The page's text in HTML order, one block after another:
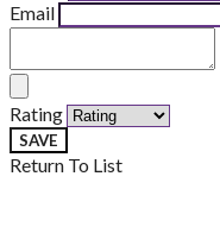
Email
Rating
SAVE
Return To List